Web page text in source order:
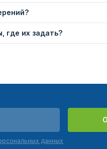
где их задать?
данных